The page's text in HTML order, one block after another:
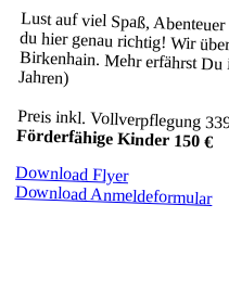
Lust auf viel Spaß,
du hier genau richtig!
Birkenhain. Mehr erfährst
Jahren)
Preis inkl. Vollverpflegung
Förderfähige Kinder 150 €
Download Flyer
Download Anmeldeformular